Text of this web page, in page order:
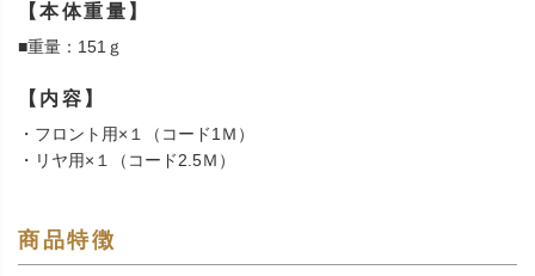
【本体重量】
■重量：151ｇ
【内容】
・フロント用×１（コード1Ｍ）
・リヤ用×１（コード2.5Ｍ）
商品特徴